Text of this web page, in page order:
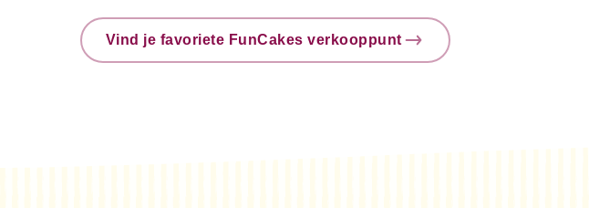
Vind je favoriete FunCakes verkooppunt